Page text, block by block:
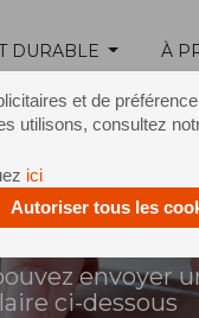
et de
utilisons, consultez
ici
Autoriser tous les
DURABLE À
envoyer
ci-dessous